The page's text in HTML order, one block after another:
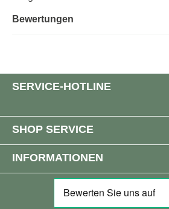
Bewertungen
SERVICE-HOTLINE
SHOP SERVICE
INFORMATIONEN